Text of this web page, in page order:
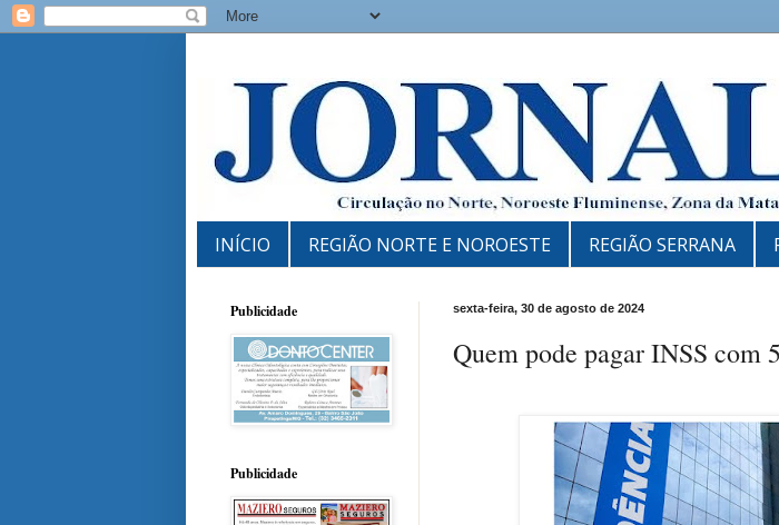
INÍCIO REGIÃO NORTE E NOROESTE REGIÃO SERRANA
sexta-feira, 30 de agosto de 2024
Quem pode pagar INSS com
Publicidade
Publicidade